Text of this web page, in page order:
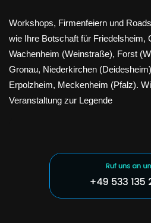
Workshops, Firmenfeiern und
wie Ihre Botschaft für Friedelsheim,
Wachenheim (Weinstraße), Forst
Gronau, Niederkirchen
Erpolzheim, Meckenheim (Pfalz).
Veranstaltung zur Legende